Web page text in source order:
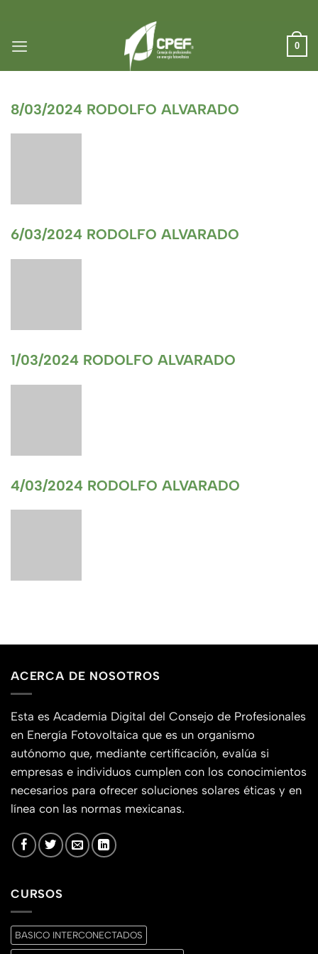
contenido
0
8/03/2024 RODOLFO ALVARADO
6/03/2024 RODOLFO ALVARADO
1/03/2024 RODOLFO ALVARADO
4/03/2024 RODOLFO ALVARADO
ACERCA DE NOSOTROS
Esta es Academia Digital del Consejo de Profesionales
en Energía Fotovoltaica que es un organismo
autónomo que, mediante certificación, evalúa si
empresas e individuos cumplen con los conocimientos
necesarios para ofrecer soluciones solares éticas y en
línea con las normas mexicanas.
CURSOS
BASICO INTERCONECTADOS